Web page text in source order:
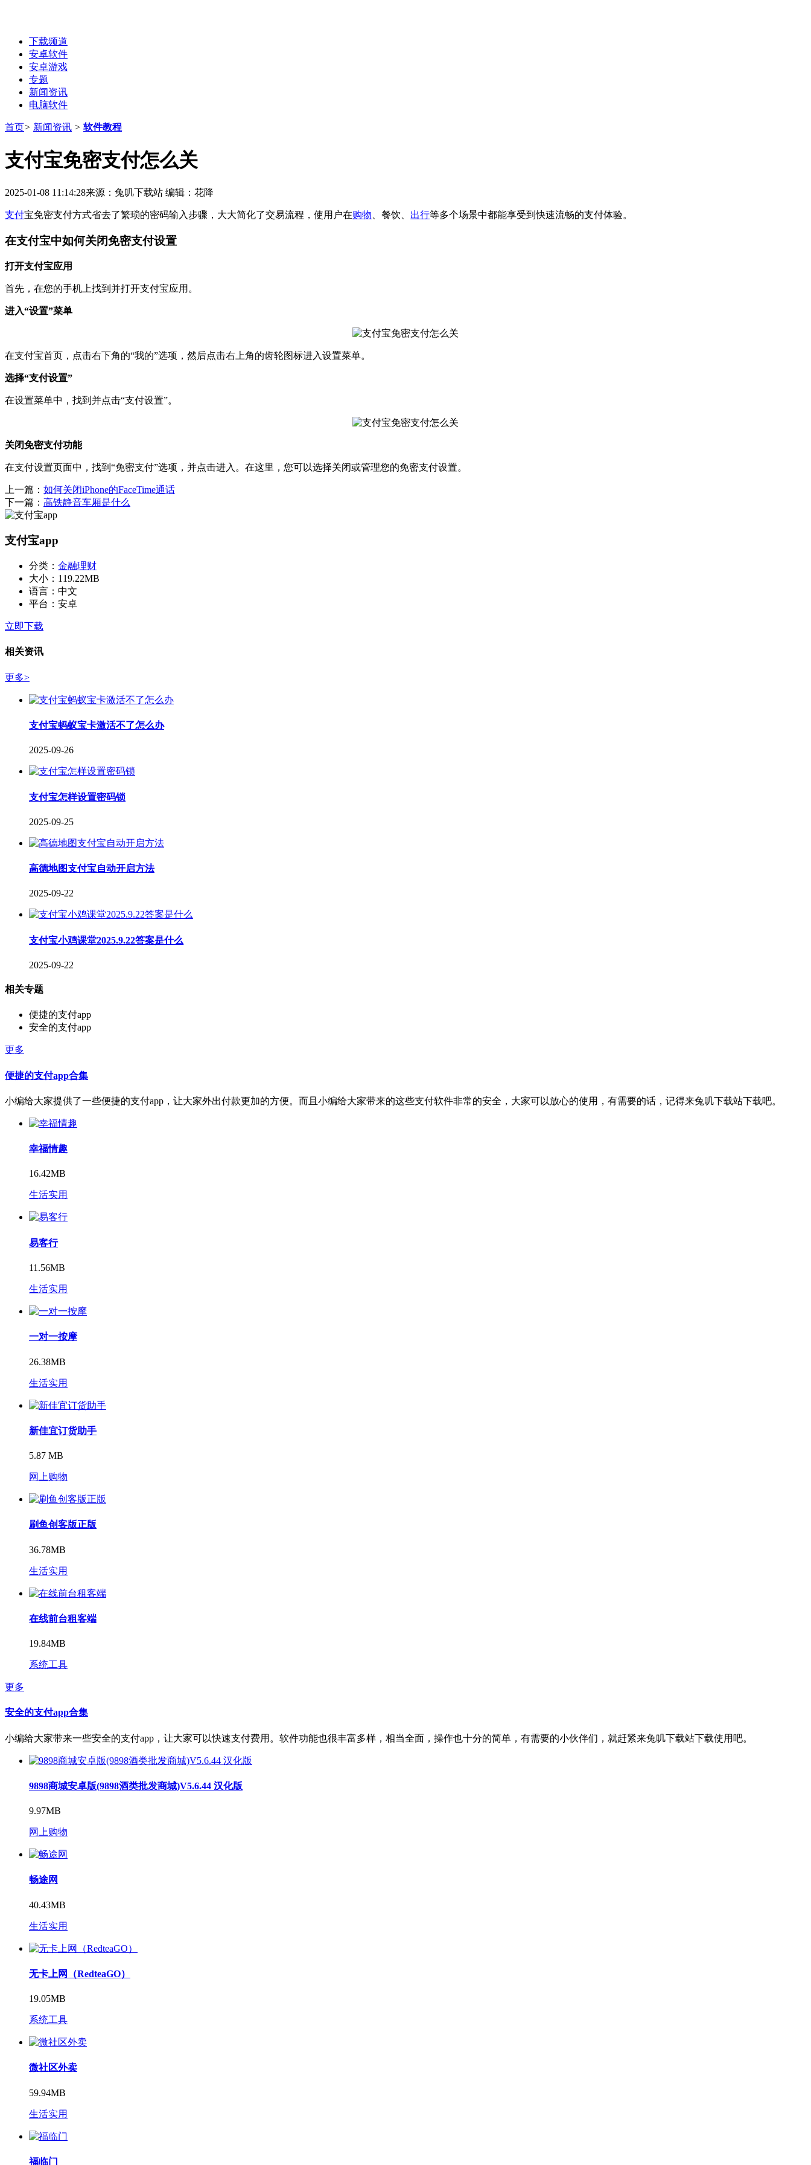
下载频道
安卓软件
安卓游戏
专题
新闻资讯
电脑软件
首页> 新闻资讯 > 软件教程
支付宝免密支付怎么关
2025-01-08 11:14:28来源：兔叽下载站 编辑：花降
支付宝免密支付方式省去了繁琐的密码输入步骤，大大简化了交易流程，使用户在购物 、餐饮、 出行等多个场景中都能享受到快速流畅的支付体验。
在支付宝中如何关闭免密支付设置
打开支付宝应用
首先，在您的手机上找到并打开支付宝应用。
进入“设置”菜单
在支付宝首页，点击右下角的“我的”选项，然后点击右上角的齿轮图标进入设置菜单。
选择“支付设置”
在设置菜单中，找到并点击“支付设置”。
关闭免密支付功能
在支付设置页面中，找到“免密支付”选项，并点击进入。在这里，您可以选择关闭或管理您的免密支付设置。
上一篇： 如何关闭iPhone的FaceTime通话
下一篇： 高铁静音车厢是什么
支付宝app
分类： 金融理财
大小： 119.22MB
语言： 中文
平台： 安卓
立即下载
相关资讯
更多>
支付宝蚂蚁宝卡激活不了怎么办
2025-09-26
支付宝怎样设置密码锁
2025-09-25
高德地图支付宝自动开启方法
2025-09-22
支付宝小鸡课堂2025.9.22答案是什么
2025-09-22
相关专题
便捷的支付app
安全的支付app
更多
便捷的支付app合集
小编给大家提供了一些便捷的支付app，让大家外出付款更加的方便。而且小编给大家带来的这些支付软件非常的安全，大家可以放心的使用，有需要的话，记得来兔叽下载站下载吧。
幸福情趣
16.42MB
生活实用
易客行
11.56MB
生活实用
一对一按摩
26.38MB
生活实用
新佳宜订货助手
5.87 MB
网上购物
刷鱼创客版正版
36.78MB
生活实用
在线前台租客端
19.84MB
系统工具
更多
安全的支付app合集
小编给大家带来一些安全的支付app，让大家可以快速支付费用。软件功能也很丰富多样，相当全面，操作也十分的简单，有需要的小伙伴们，就赶紧来兔叽下载站下载使用吧。
9898商城安卓版(9898酒类批发商城)V5.6.44 汉化版
9.97MB
网上购物
畅途网
40.43MB
生活实用
无卡上网（RedteaGO）
19.05MB
系统工具
微社区外卖
59.94MB
生活实用
福临门